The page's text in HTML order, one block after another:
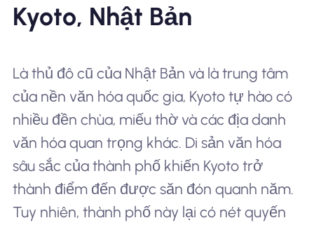
Kyoto, Nhật Bản
Là thủ đô cũ của Nhật Bản và là trung tâm
của nền văn hóa quốc gia, Kyoto tự hào có
nhiều đền chùa, miếu thờ và các địa danh
văn hóa quan trọng khác. Di sản văn hóa
sâu sắc của thành phố khiến Kyoto trở
thành điểm đến được săn đón quanh năm.
Tuy nhiên, thành phố này lại có nét quyến